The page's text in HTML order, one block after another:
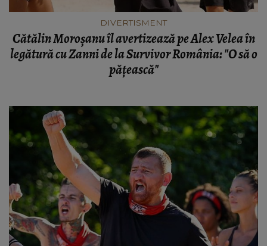
DIVERTISMENT
Cătălin Moroșanu îl avertizează pe Alex Velea în
legătură cu Zanni de la Survivor România: "O să o
pățească"